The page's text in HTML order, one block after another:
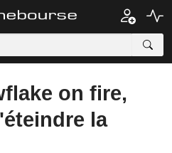
on fire,
la